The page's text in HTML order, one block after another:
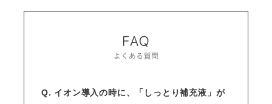
Q. イオン導入の時に、「しっとり補充液」が